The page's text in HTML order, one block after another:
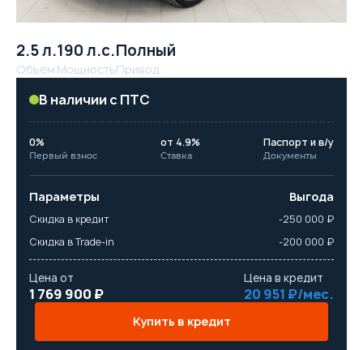
2.5 л.
Объём
190 л.с.
Мощность
Полный
Привод
В наличии с ПТС
0%
Первый взнос
от 4.9%
Ставка
Паспорт и в/у
Документы
Параметры Выгода
Скидка в кредит
-250 000 ₽
Скидка в Trade-in
-200 000 ₽
Цена от
1 769 900 ₽
Цена в кредит
20 951 ₽/мес.
Купить в кредит